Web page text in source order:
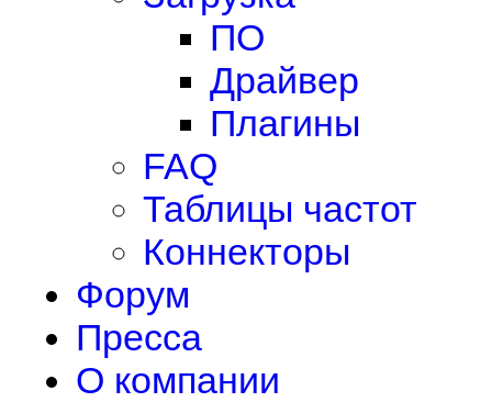
ПО
Драйвер
Плагины
FAQ
Таблицы частот
Коннекторы
Форум
Пресса
О компании